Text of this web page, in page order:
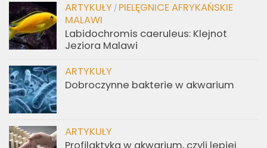
ARTYKUŁY / PIELĘGNICE AFRYKAŃSKIE
MALAWI
Labidochromis caeruleus: Klejnot
Jeziora Malawi
ARTYKUŁY
Dobroczynne bakterie w akwarium
ARTYKUŁY